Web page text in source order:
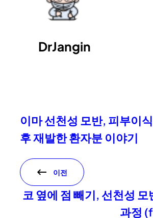
DrJangin
이마 선천성 모반, 피부이
후 재발한 환자분 이야기
이전
코 옆에 점 빼기, 선천성 모
과정